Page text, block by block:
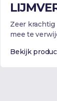
Zeer
mee te
Bekijk